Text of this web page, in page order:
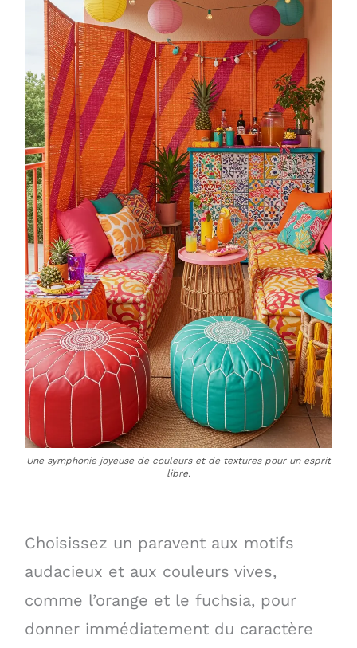
Une symphonie joyeuse de couleurs et de textures pour un esprit
libre.
Choisissez un paravent aux motifs
audacieux et aux couleurs vives,
comme l’orange et le fuchsia, pour
donner immédiatement du caractère